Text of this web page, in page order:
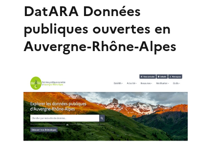
DatARA Données
publiques ouvertes en
Auvergne-Rhône-Alpes